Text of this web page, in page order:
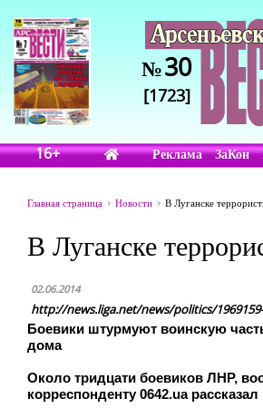
№30
[1723]
16+ Реклама ЗаКон
Главная страница Новости В Луганске
В Луганске
02.06.2014
http://news.liga.net/news/politics/
Боевики штурмуют воинскую
дома
Около тридцати боевиков ЛНР,
корреспонденту 0642.ua